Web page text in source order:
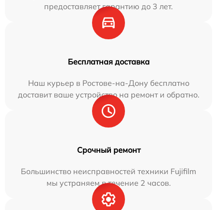
предоставляет гарантию до 3 лет.
Бесплатная доставка
Наш курьер в Ростове-на-Дону бесплатно
доставит ваше устройство на ремонт и обратно.
Срочный ремонт
Большинство неисправностей техники Fujifilm
мы устраняем в течение 2 часов.